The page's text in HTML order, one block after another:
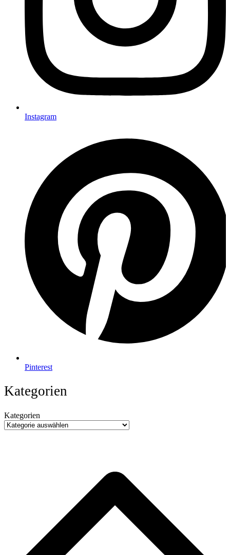
Instagram
Pinterest
Kategorien
Kategorien